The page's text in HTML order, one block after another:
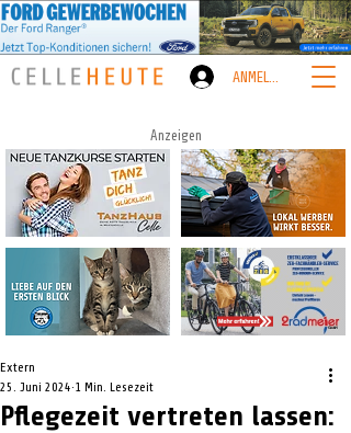
ANMELDEN
Anzeigen
Pflegezeit vertreten lassen:
Extern
25. Juni 2024 1 Min. Lesezeit